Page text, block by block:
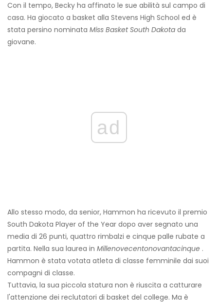
Con il tempo, Becky ha affinato le sue abilità sul campo di
casa. Ha giocato a basket alla Stevens High School ed è
stata persino nominata Miss Basket South Dakota da
giovane.
ad
Allo stesso modo, da senior, Hammon ha ricevuto il premio
South Dakota Player of the Year dopo aver segnato una
media di 26 punti, quattro rimbalzi e cinque palle rubate a
partita. Nella sua laurea in Millenovecentonovantacinque .
Hammon è stata votata atleta di classe femminile dai suoi
compagni di classe.
Tuttavia, la sua piccola statura non è riuscita a catturare
l'attenzione dei reclutatori di basket del college. Ma è